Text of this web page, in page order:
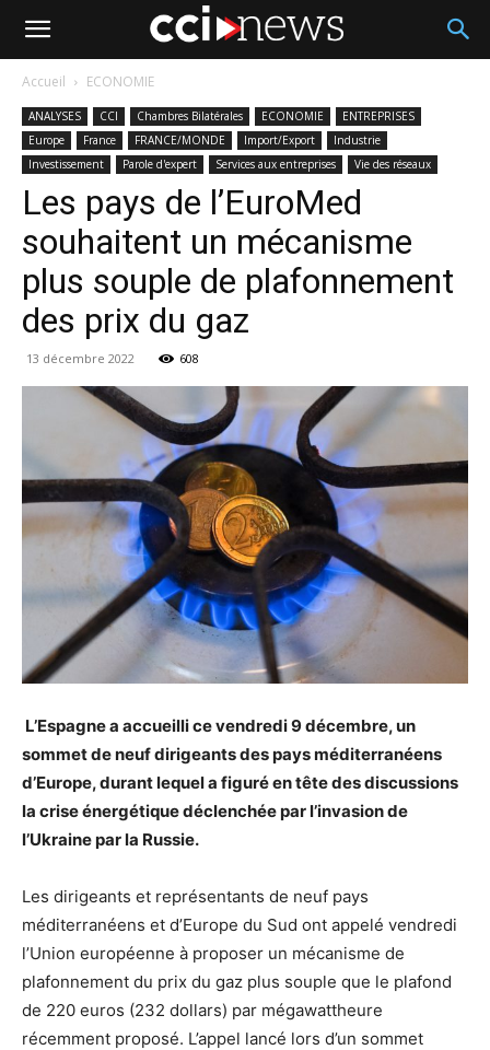
Accueil ECONOMIE
ANALYSES CCI Chambres Bilatérales ECONOMIE
ENTREPRISES
Europe
France FRANCE/MONDE Import/Export
Industrie
Investissement
Parole d'expert Services aux entreprises Vie des réseaux
Les pays de l’EuroMed
souhaitent un mécanisme
plus souple de plafonnement
des prix du gaz
13 décembre 2022 608
L’Espagne a accueilli ce vendredi 9 décembre, un
sommet de neuf dirigeants des pays méditerranéens
d’Europe, durant lequel a figuré en tête des discussions
la crise énergétique déclenchée par l’invasion de
l’Ukraine par la Russie.
Les dirigeants et représentants de neuf pays
méditerranéens et d’Europe du Sud ont appelé vendredi
l’Union européenne à proposer un mécanisme de
plafonnement du prix du gaz plus souple que le plafond
de 220 euros (232 dollars) par mégawattheure
récemment proposé. L’appel lancé lors d’un sommet